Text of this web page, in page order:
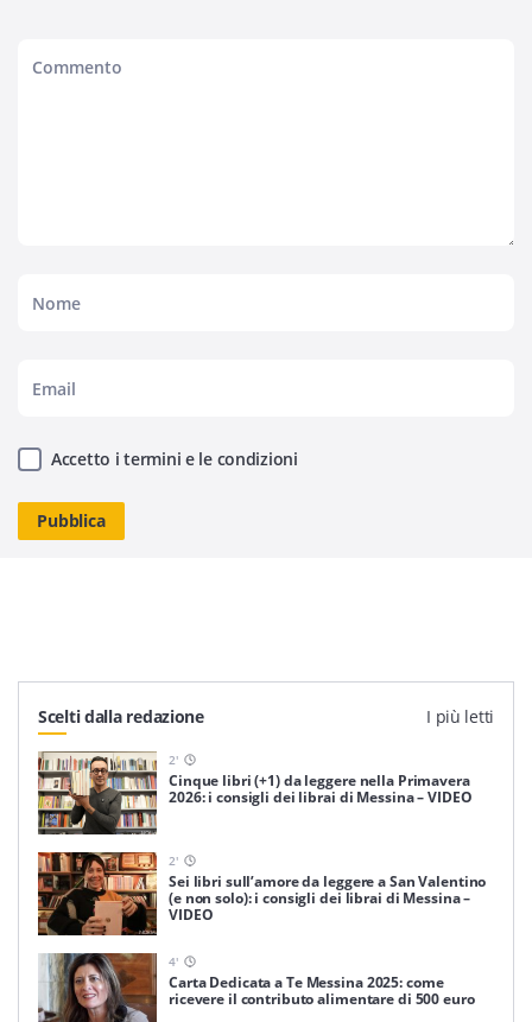
Accetto i termini e le condizioni
Scelti dalla redazione I più letti
2'
Cinque libri (+1) da leggere nella Primavera
2026: i consigli dei librai di Messina – VIDEO
2'
Sei libri sull’amore da leggere a San Valentino
(e non solo): i consigli dei librai di Messina –
VIDEO
4'
Carta Dedicata a Te Messina 2025: come
ricevere il contributo alimentare di 500 euro